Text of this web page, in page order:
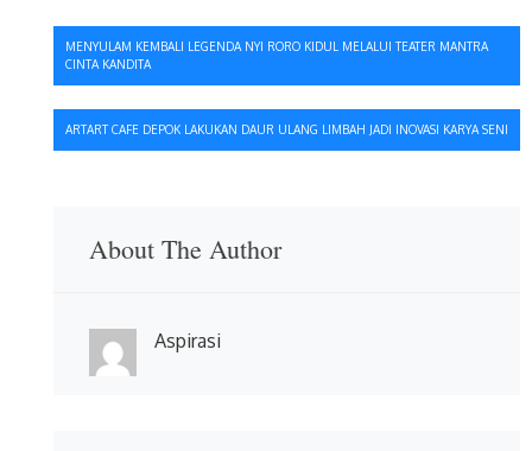
Navigasi
pos
MENYULAM KEMBALI LEGENDA NYI RORO KIDUL MELALUI TEATER MANTRA
CINTA KANDITA
ARTART CAFE DEPOK LAKUKAN DAUR ULANG LIMBAH JADI INOVASI KARYA SENI
About The Author
Aspirasi